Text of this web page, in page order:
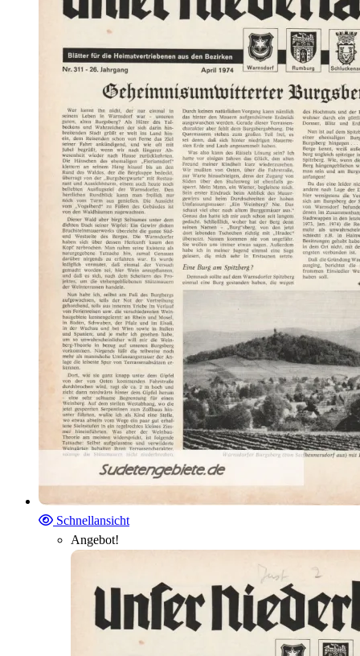
Schnellansicht
Angebot!